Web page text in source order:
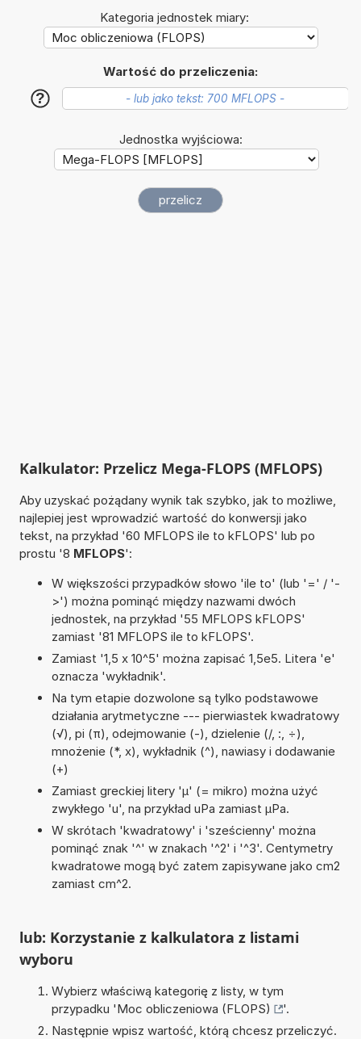
Kategoria jednostek miary:
Wartość do przeliczenia:
?
Jednostka wyjściowa:
Kalkulator: Przelicz Mega-FLOPS (MFLOPS)
Aby uzyskać pożądany wynik tak szybko, jak to możliwe,
najlepiej jest wprowadzić wartość do konwersji jako
tekst, na przykład '60 MFLOPS ile to kFLOPS' lub po
prostu '8 MFLOPS':
W większości przypadków słowo 'ile to' (lub '=' / '-
>') można pominąć między nazwami dwóch
jednostek, na przykład '55 MFLOPS kFLOPS'
zamiast '81 MFLOPS ile to kFLOPS'.
Zamiast '1,5 x 10^5' można zapisać 1,5e5. Litera 'e'
oznacza 'wykładnik'.
Na tym etapie dozwolone są tylko podstawowe
działania arytmetyczne --- pierwiastek kwadratowy
(√), pi (π), odejmowanie (-), dzielenie (/, :, ÷),
mnożenie (*, x), wykładnik (^), nawiasy i dodawanie
(+)
Zamiast greckiej litery 'µ' (= mikro) można użyć
zwykłego 'u', na przykład uPa zamiast µPa.
W skrótach 'kwadratowy' i 'sześcienny' można
pominąć znak '^' w znakach '^2' i '^3'. Centymetry
kwadratowe mogą być zatem zapisywane jako cm2
zamiast cm^2.
lub: Korzystanie z kalkulatora z listami
wyboru
Wybierz właściwą kategorię z listy, w tym
przypadku 'Moc obliczeniowa (FLOPS)
'.
Następnie wpisz wartość, którą chcesz przeliczyć.